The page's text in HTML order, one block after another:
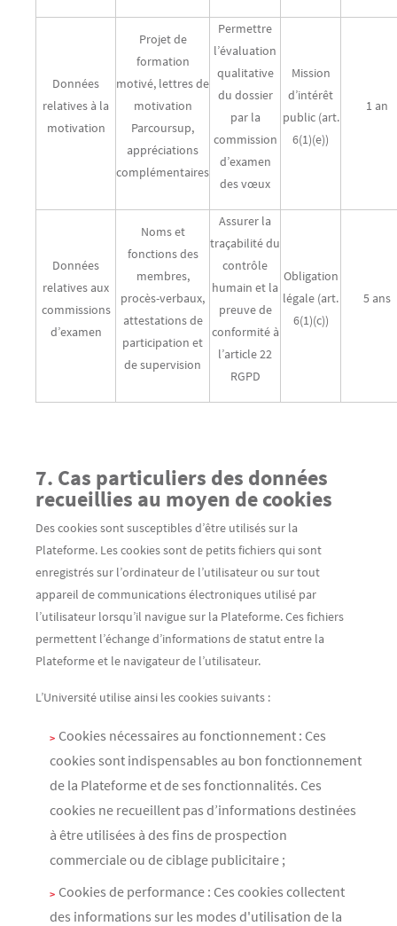
Données
relatives à la
motivation
Projet de
formation
motivé, lettres de
motivation
Parcoursup,
appréciations
complémentaires
Permettre
l’évaluation
qualitative
du dossier
par la
commission
d’examen
des vœux
Mission
d’intérêt
public (art.
6(1)(e))
1 an
Données
relatives aux
commissions
d’examen
Noms et
fonctions des
membres,
procès-verbaux,
attestations de
participation et
de supervision
Assurer la
traçabilité du
contrôle
humain et la
preuve de
conformité à
l’article 22
RGPD
Obligation
légale (art.
6(1)(c))
5 ans
7. Cas particuliers des données
recueillies au moyen de cookies
Des cookies sont susceptibles d’être utilisés sur la
Plateforme. Les cookies sont de petits fichiers qui sont
enregistrés sur l’ordinateur de l’utilisateur ou sur tout
appareil de communications électroniques utilisé par
l’utilisateur lorsqu’il navigue sur la Plateforme. Ces fichiers
permettent l’échange d’informations de statut entre la
Plateforme et le navigateur de l’utilisateur.
L’Université utilise ainsi les cookies suivants :
Cookies nécessaires au fonctionnement : Ces
cookies sont indispensables au bon fonctionnement
de la Plateforme et de ses fonctionnalités. Ces
cookies ne recueillent pas d’informations destinées
à être utilisées à des fins de prospection
commerciale ou de ciblage publicitaire ;
Cookies de performance : Ces cookies collectent
des informations sur les modes d'utilisation de la